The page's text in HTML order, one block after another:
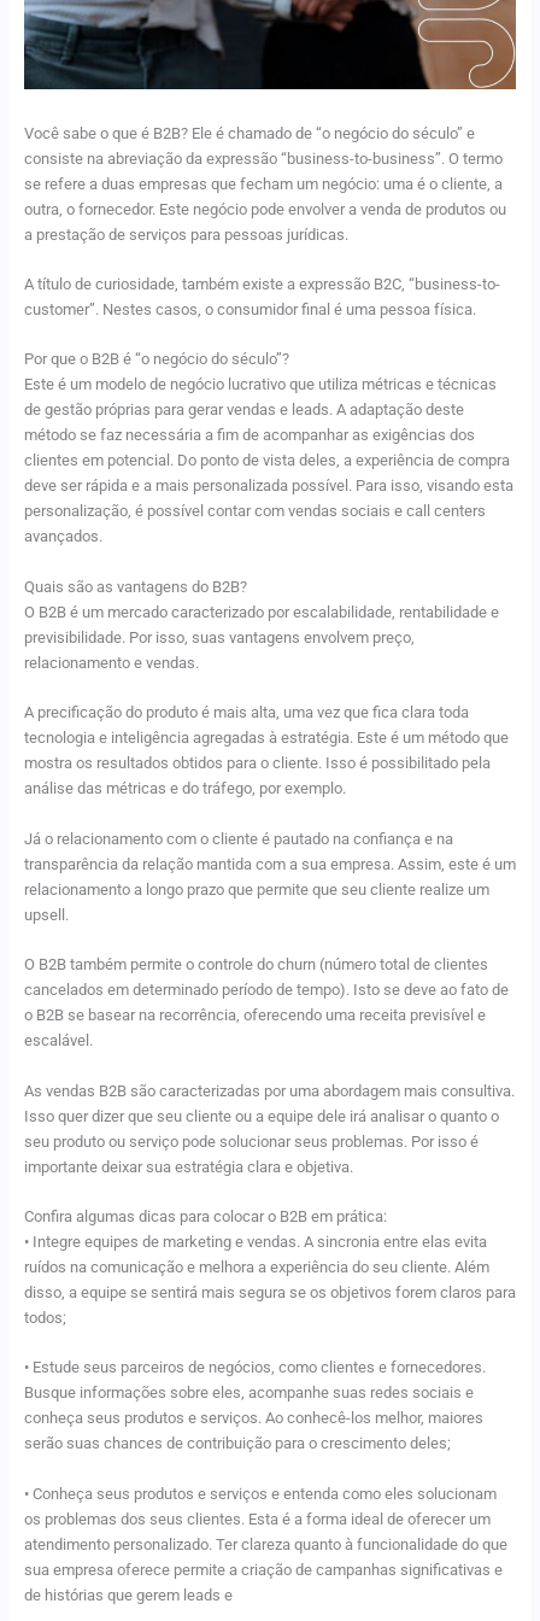
Você sabe o que é B2B? Ele é chamado de “o negócio do século” e
consiste na abreviação da expressão “business-to-business”. O termo
se refere a duas empresas que fecham um negócio: uma é o cliente, a
outra, o fornecedor. Este negócio pode envolver a venda de produtos ou
a prestação de serviços para pessoas jurídicas.
A título de curiosidade, também existe a expressão B2C, “business-to-
customer”. Nestes casos, o consumidor final é uma pessoa física.
Por que o B2B é “o negócio do século”?
Este é um modelo de negócio lucrativo que utiliza métricas e técnicas
de gestão próprias para gerar vendas e leads. A adaptação deste
método se faz necessária a fim de acompanhar as exigências dos
clientes em potencial. Do ponto de vista deles, a experiência de compra
deve ser rápida e a mais personalizada possível. Para isso, visando esta
personalização, é possível contar com vendas sociais e call centers
avançados.
Quais são as vantagens do B2B?
O B2B é um mercado caracterizado por escalabilidade, rentabilidade e
previsibilidade. Por isso, suas vantagens envolvem preço,
relacionamento e vendas.
A precificação do produto é mais alta, uma vez que fica clara toda
tecnologia e inteligência agregadas à estratégia. Este é um método que
mostra os resultados obtidos para o cliente. Isso é possibilitado pela
análise das métricas e do tráfego, por exemplo.
Já o relacionamento com o cliente é pautado na confiança e na
transparência da relação mantida com a sua empresa. Assim, este é um
relacionamento a longo prazo que permite que seu cliente realize um
upsell.
O B2B também permite o controle do churn (número total de clientes
cancelados em determinado período de tempo). Isto se deve ao fato de
o B2B se basear na recorrência, oferecendo uma receita previsível e
escalável.
As vendas B2B são caracterizadas por uma abordagem mais consultiva.
Isso quer dizer que seu cliente ou a equipe dele irá analisar o quanto o
seu produto ou serviço pode solucionar seus problemas. Por isso é
importante deixar sua estratégia clara e objetiva.
Confira algumas dicas para colocar o B2B em prática:
• Integre equipes de marketing e vendas. A sincronia entre elas evita
ruídos na comunicação e melhora a experiência do seu cliente. Além
disso, a equipe se sentirá mais segura se os objetivos forem claros para
todos;
• Estude seus parceiros de negócios, como clientes e fornecedores.
Busque informações sobre eles, acompanhe suas redes sociais e
conheça seus produtos e serviços. Ao conhecê-los melhor, maiores
serão suas chances de contribuição para o crescimento deles;
• Conheça seus produtos e serviços e entenda como eles solucionam
os problemas dos seus clientes. Esta é a forma ideal de oferecer um
atendimento personalizado. Ter clareza quanto à funcionalidade do que
sua empresa oferece permite a criação de campanhas significativas e
de histórias que gerem leads e